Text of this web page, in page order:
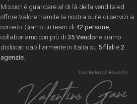
Mission è guardare al di là della vendita ed
offrire Valore tramite la nostra suite di servizi a
corredo. Siamo un team di 42 persone
collaboriamo con più di 35 Vendore siamo
dislocati capillarmente in Italia su 5 filali e 2
agenzie